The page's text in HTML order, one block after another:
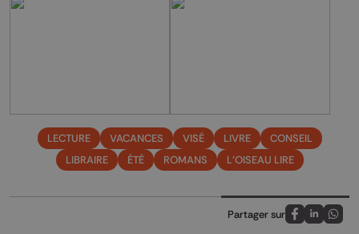
LECTURE VACANCES VISÉ LIVRE
CONSEIL
LIBRAIRE
ÉTÉ ROMANS L'OISEAU LIRE
Partager sur
Partagez sur
Partagez